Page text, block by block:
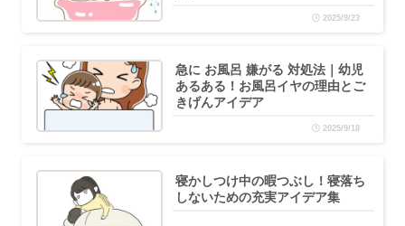
2025/9/23
急に お風呂 嫌がる 対処法｜幼児
あるある！お風呂イヤの理由とご
きげんアイデア
2025/9/18
寝かしつけ中の暇つぶし！寝落ち
しないための充実アイデア集